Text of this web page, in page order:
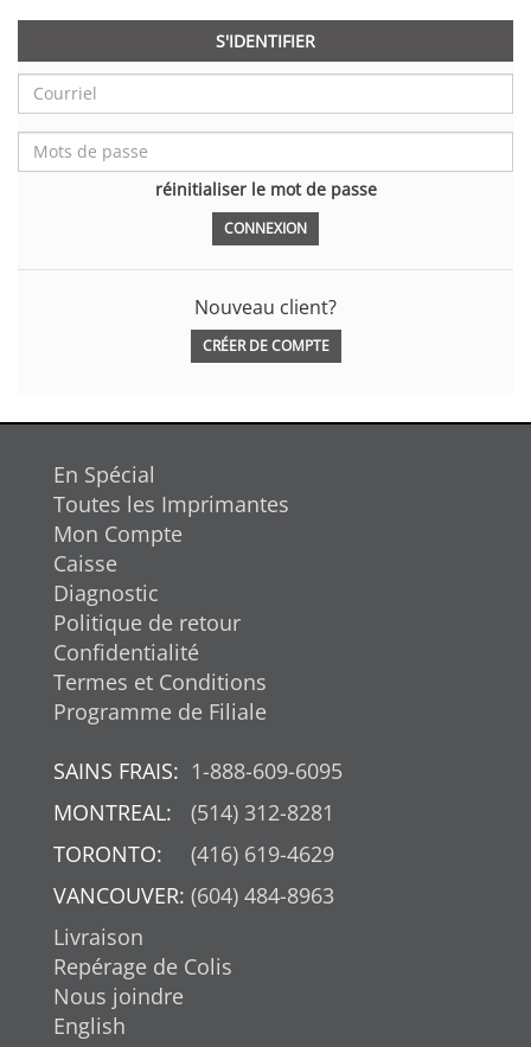
S'IDENTIFIER
réinitialiser le mot de passe
Nouveau client?
CRÉER DE COMPTE
En Spécial
Toutes les Imprimantes
Mon Compte
Caisse
Diagnostic
Politique de retour
Confidentialité
Termes et Conditions
Programme de Filiale
SAINS FRAIS: 1-888-609-6095
MONTREAL:
(514) 312-8281
TORONTO:
(416) 619-4629
VANCOUVER: (604) 484-8963
Livraison
Repérage de Colis
Nous joindre
English